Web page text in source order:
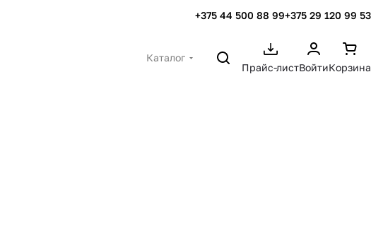
+375 44 500 88 99+375 29 120 99 53
Каталог
Прайс-листВойтиКорзина